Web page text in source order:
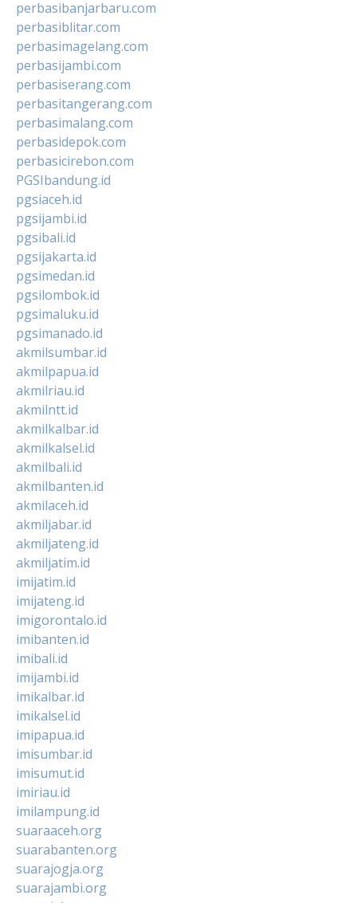
perbasibanjarbaru.com
perbasiblitar.com
perbasimagelang.com
perbasijambi.com
perbasiserang.com
perbasitangerang.com
perbasimalang.com
perbasidepok.com
perbasicirebon.com
PGSIbandung.id
pgsiaceh.id
pgsijambi.id
pgsibali.id
pgsijakarta.id
pgsimedan.id
pgsilombok.id
pgsimaluku.id
pgsimanado.id
akmilsumbar.id
akmilpapua.id
akmilriau.id
akmilntt.id
akmilkalbar.id
akmilkalsel.id
akmilbali.id
akmilbanten.id
akmilaceh.id
akmiljabar.id
akmiljateng.id
akmiljatim.id
imijatim.id
imijateng.id
imigorontalo.id
imibanten.id
imibali.id
imijambi.id
imikalbar.id
imikalsel.id
imipapua.id
imisumbar.id
imisumut.id
imiriau.id
imilampung.id
suaraaceh.org
suarabanten.org
suarajogja.org
suarajambi.org